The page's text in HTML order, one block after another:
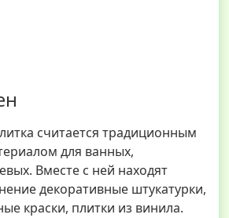
считается традиционным
для ванных,
Вместе с ней находят
декоративные штукатурки,
краски, плитки из винила.